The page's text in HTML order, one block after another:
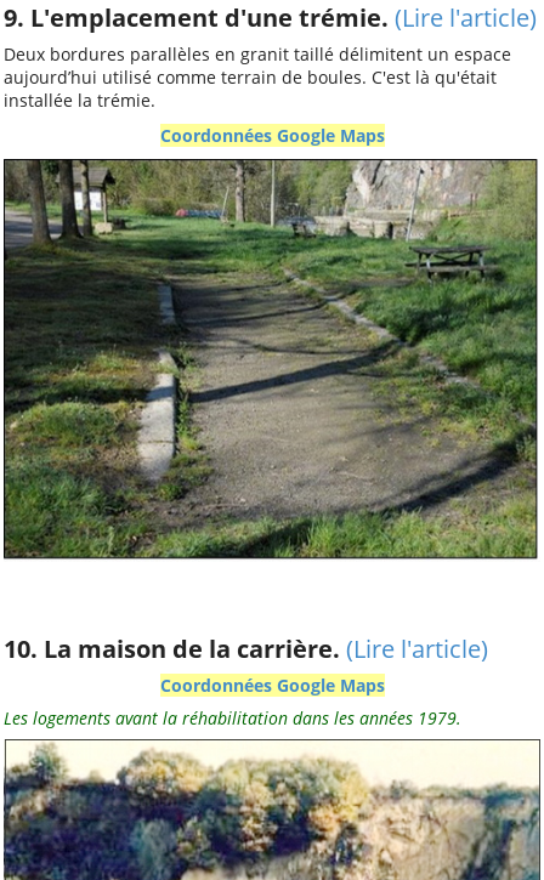
9. L'emplacement d'une trémie. (Lire l'article)
Deux bordures parallèles en granit taillé délimitent un espace
aujourd’hui utilisé comme terrain de boules. C'est là qu'était
installée la trémie.
Coordonnées Google Maps
10. La maison de la carrière. (Lire l'article)
Coordonnées Google Maps
Les logements avant la réhabilitation dans les années 1979.